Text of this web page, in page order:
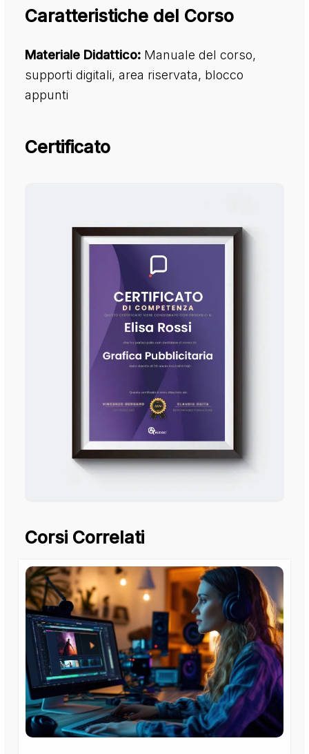
Caratteristiche del Corso
Materiale Didattico: Manuale del corso,
supporti digitali, area riservata, blocco
appunti
Certificato
Corsi Correlati